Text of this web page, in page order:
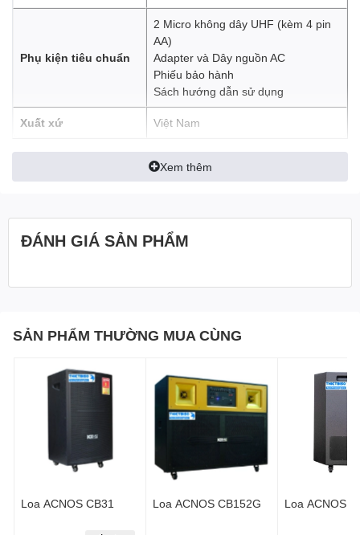
Phụ kiện tiêu chuẩn
2 Micro không dây UHF (kèm 4 pin
AA)
Adapter và Dây nguồn AC
Phiếu bảo hành
Sách hướng dẫn sử dụng
Xuất xứ Việt Nam
Xem thêm
ĐÁNH GIÁ SẢN PHẨM
SẢN PHẨM THƯỜNG MUA CÙNG
Loa ACNOS CB31 Loa ACNOS CB152G Loa ACNOS